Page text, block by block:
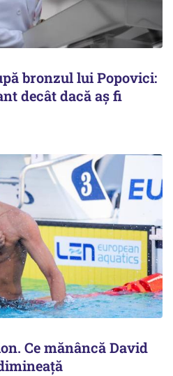
bronzul lui Popovici:
decât dacă aş fi
Ce mănâncă David